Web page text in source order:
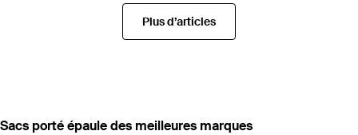
Plus d’articles
‪Sacs porté épaule‬ des meilleures marques